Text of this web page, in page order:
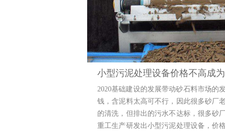
小型污泥处理设备价格不高成
2020基础建设的发展带动砂石料市场的
钱，含泥料太高可不行，因此很多砂厂
的清洗，但排出的污水不达标，很多砂
重工生产研发出小型污泥处理设备，价